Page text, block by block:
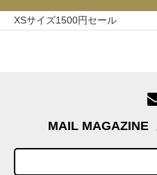
XSサイズ1500円セール
MAIL MAGAZINE